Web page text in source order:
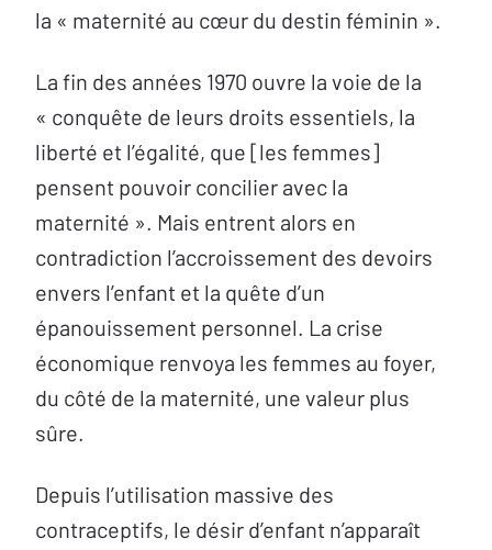
la « maternité au cœur du destin féminin ».
La fin des années 1970 ouvre la voie de la
« conquête de leurs droits essentiels, la
liberté et l’égalité, que [les femmes]
pensent pouvoir concilier avec la
maternité ». Mais entrent alors en
contradiction l’accroissement des devoirs
envers l’enfant et la quête d’un
épanouissement personnel. La crise
économique renvoya les femmes au foyer,
du côté de la maternité, une valeur plus
sûre.
Depuis l’utilisation massive des
contraceptifs, le désir d’enfant n’apparaît